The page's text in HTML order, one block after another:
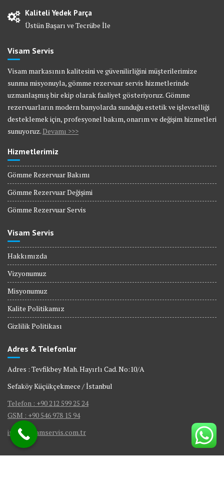
Kaliteli Yedek Parça
Üstün Başarı ve Tecrübe İle
Visam Servis
Visam markasının kalitesini ve güvenilirliğini müşterilerimize
sunma misyonuyla, gömme rezervuar servis hizmetlerinde
uzmanlaşmış bir ekip olarak faaliyet gösteriyoruz. Gömme
rezervuarların modern banyolarda sunduğu estetik ve işlevselliği
desteklemek için, profesyonel bakım, onarım ve değişim hizmetleri
sunuyoruz. Devamı >>>
Hizmetlerimiz
Gömme Rezervuar Bakımı
Gömme Rezervuar Değişimi
Gömme Rezervuar Servis
Visam Servis
Hakkımızda
Vizyonumuz
Misyonumuz
Kalite Politikamız
Gizlilik Politikası
Adres & Telefonlar
Adres : Tevfikbey Mah. Hayırlı Cad. No:10/A
Sefaköy Küçükçekmece / İstanbul
Telefon : +90 212 599 25 24
GSM : +90 546 978 15 94
info@visamservis.com.tr